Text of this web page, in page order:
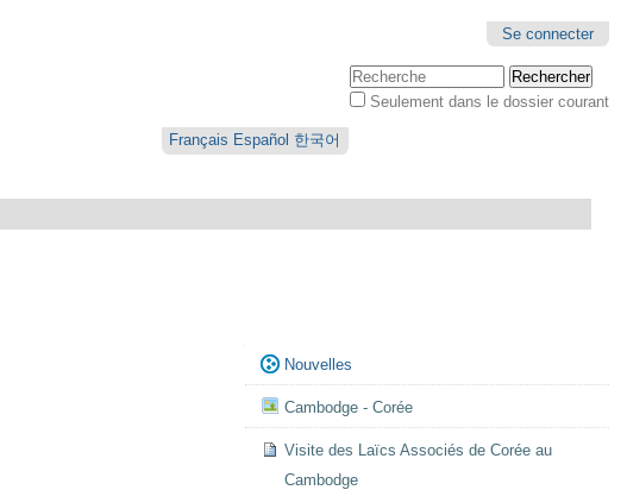
Se connecter
Chercher par
Seulement dans le dossier courant
Français Español 한국어
Navigation
Nouvelles
Cambodge - Corée
Visite des Laïcs Associés de Corée au
Cambodge